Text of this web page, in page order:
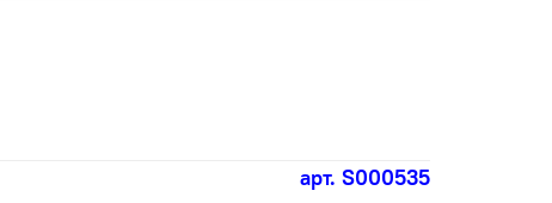
арт. S000535